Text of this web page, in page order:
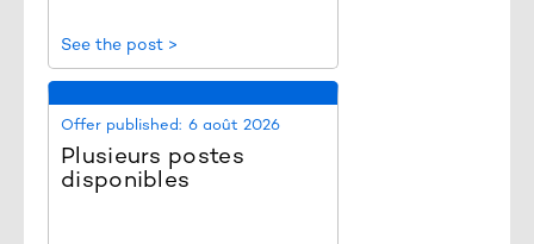
See the post >
Offer published: 6 août 2026
Plusieurs postes
disponibles